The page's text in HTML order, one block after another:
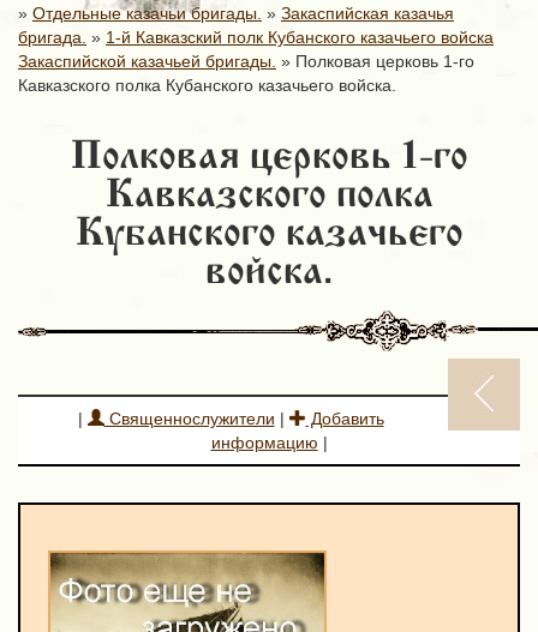
» Отдельные казачьи бригады. » Закаспийская казачья
бригада. » 1-й Кавказский полк Кубанского казачьего войска
Закаспийской казачьей бригады. » Полковая церковь 1-го
Кавказского полка Кубанского казачьего войска.
Полковая церковь 1-го
Кавказского полка
Кубанского казачьего
войска.
| Священнослужители |
Добавить
информацию |